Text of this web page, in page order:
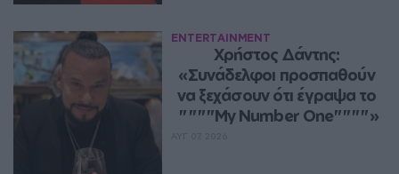
ENTERTAINMENT
Χρήστος Δάντης:
«Συνάδελφοι προσπαθούν
να ξεχάσουν ότι έγραψα το
""""My Number One""""»